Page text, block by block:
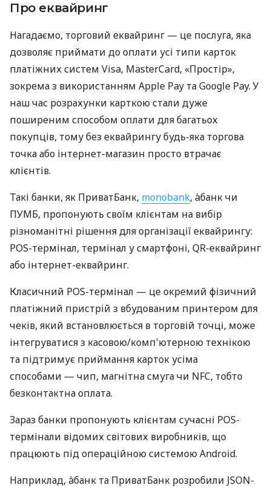
Про еквайринг
Нагадаємо, торговий еквайринг — це послуга, яка
дозволяє приймати до оплати усі типи карток
платіжних систем Visa, MasterCard, «Простір»,
зокрема з використанням Apple Pay та Google Pay. У
наш час розрахунки карткою стали дуже
поширеним способом оплати для багатьох
покупців, тому без еквайрингу будь-яка торгова
точка або інтернет-магазин просто втрачає
клієнтів.
Такі банки, як ПриватБанк, monobank, àбанк чи
ПУМБ, пропонують своїм клієнтам на вибір
різноманітні рішення для організації еквайрингу:
POS-термінал, термінал у смартфоні, QR-еквайринг
або інтернет-еквайринг.
Класичний POS-термінал — це окремий фізичний
платіжний пристрій з вбудованим принтером для
чеків, який встановлюється в торговій точці, може
інтегруватися з касовою/комп'ютерною технікою
та підтримує приймання карток усіма
способами — чип, магнітна смуга чи NFC, тобто
безконтактна оплата.
Зараз банки пропонують клієнтам сучасні POS-
термінали відомих світових виробників, що
працюють під операційною системою Android.
Наприклад, àбанк та ПриватБанк розробили JSON-